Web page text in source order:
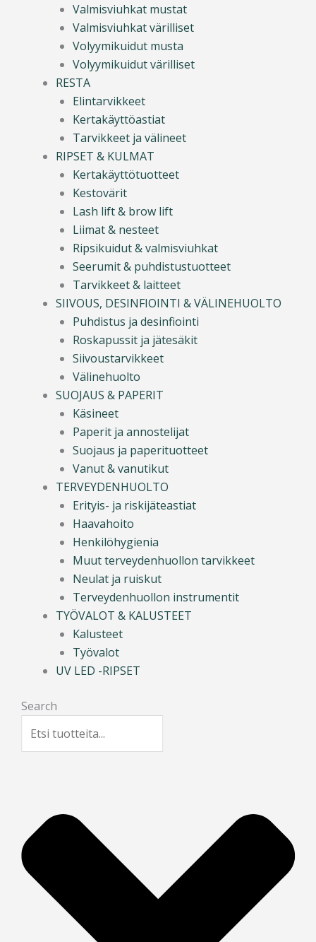
Valmisviuhkat mustat
Valmisviuhkat värilliset
Volyymikuidut musta
Volyymikuidut värilliset
RESTA
Elintarvikkeet
Kertakäyttöastiat
Tarvikkeet ja välineet
RIPSET & KULMAT
Kertakäyttötuotteet
Kestovärit
Lash lift & brow lift
Liimat & nesteet
Ripsikuidut & valmisviuhkat
Seerumit & puhdistustuotteet
Tarvikkeet & laitteet
SIIVOUS, DESINFIOINTI & VÄLINEHUOLTO
Puhdistus ja desinfiointi
Roskapussit ja jätesäkit
Siivoustarvikkeet
Välinehuolto
SUOJAUS & PAPERIT
Käsineet
Paperit ja annostelijat
Suojaus ja paperituotteet
Vanut & vanutikut
TERVEYDENHUOLTO
Erityis- ja riskijäteastiat
Haavahoito
Henkilöhygienia
Muut terveydenhuollon tarvikkeet
Neulat ja ruiskut
Terveydenhuollon instrumentit
TYÖVALOT & KALUSTEET
Kalusteet
Työvalot
UV LED -RIPSET
Search